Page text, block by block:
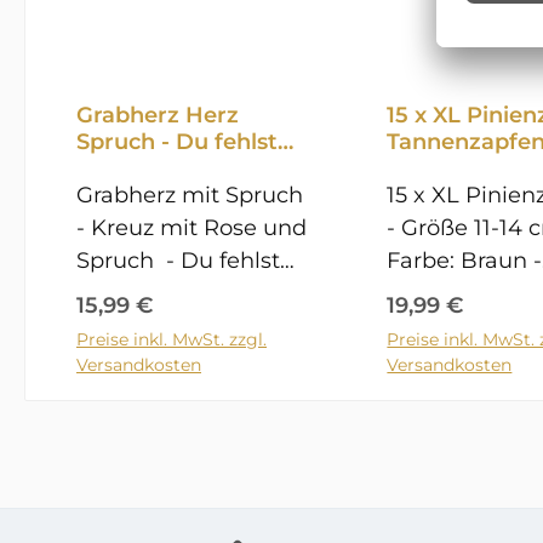
Grabherz Herz
Spruch - Du fehlst
Gartenherz
Dekoherz Steinguss
Kreuz 07
Grabherz mit Spruch
- Kreuz mit Rose und
Spruch - Du fehlst
uns- - frostfest -
Steinguss -
Steinguss schwarz ,
Regulärer Preis:
15,99 €
Preise inkl. MwSt. zzgl.
Versandkosten
In den Warenkorb
15 x XL
14cm
15 x XL
- Größe 11-14
Farbe: Braun -
Naturprodukt:
in Größe und
variieren - Nur zu
Regulärer
19,99 €
Preise inkl. MwSt.
Versandkosten
In den